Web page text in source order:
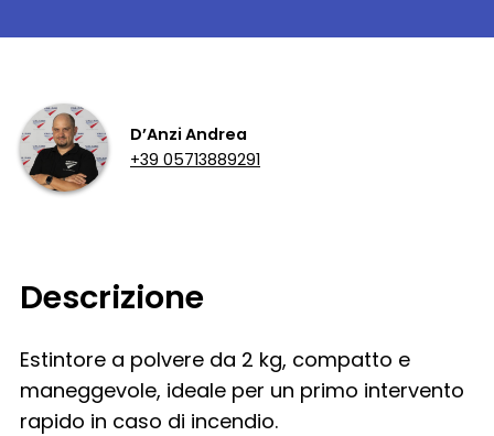
D’Anzi Andrea
+39 05713889291
Descrizione
Estintore a polvere da 2 kg, compatto e
maneggevole, ideale per un primo intervento
rapido in caso di incendio.